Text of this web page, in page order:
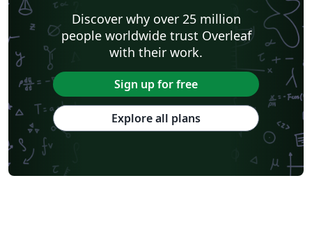
Discover why over 25 million
people worldwide trust Overleaf
with their work.
Sign up for free
Explore all plans